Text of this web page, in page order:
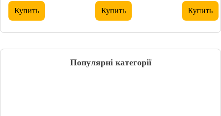
Купить
велюра, цвет светло-серый
Купить Купить
Популярні категорії